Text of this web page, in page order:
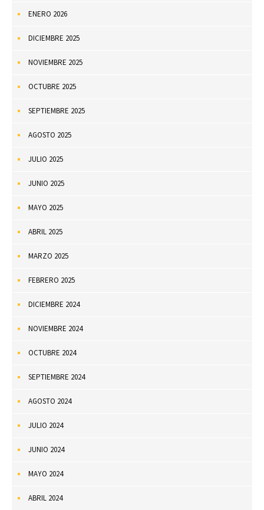
ENERO 2026
DICIEMBRE 2025
NOVIEMBRE 2025
OCTUBRE 2025
SEPTIEMBRE 2025
AGOSTO 2025
JULIO 2025
JUNIO 2025
MAYO 2025
ABRIL 2025
MARZO 2025
FEBRERO 2025
DICIEMBRE 2024
NOVIEMBRE 2024
OCTUBRE 2024
SEPTIEMBRE 2024
AGOSTO 2024
JULIO 2024
JUNIO 2024
MAYO 2024
ABRIL 2024